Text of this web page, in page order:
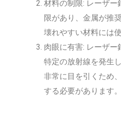
材料の制限: レーザー
限があり、金属が推
壊れやすい材料には
肉眼に有害: レーザ
特定の放射線を発生
非常に目を引くため
する必要があります。